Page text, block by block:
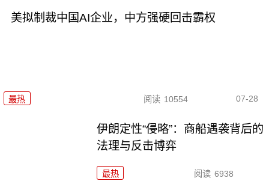
美拟制裁中国AI企业，中方强硬回击霸权
最热 阅读 10554 07-28
伊朗定性“侵略”：商船遇袭背后的
法理与反击博弈
最热 阅读 6938